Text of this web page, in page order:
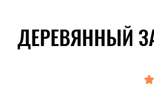
ДЕРЕВЯННЫЙ